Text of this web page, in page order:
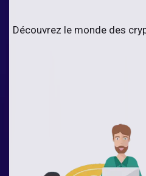
Découvrez le monde des